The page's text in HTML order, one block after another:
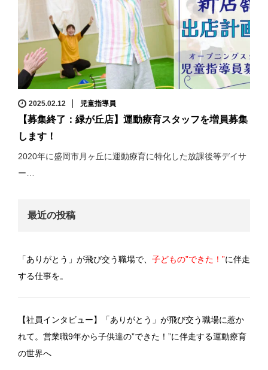
2025.02.12 児童指導員
【募集終了：緑が丘店】運動療育スタッフを増員募集
します！
2020年に盛岡市月ヶ丘に運動療育に特化した放課後等デイサ
ー…
最近の投稿
「ありがとう」が飛び交う職場で、 子どもの”できた！”に伴走
する仕事を。
【社員インタビュー】「ありがとう」が飛び交う職場に惹か
れて。営業職9年から子供達の”できた！”に伴走する運動療育
の世界へ